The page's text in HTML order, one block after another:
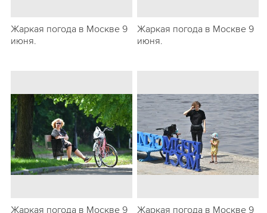
Жаркая погода в Москве 9
июня.
Жаркая погода в Москве 9
июня.
Жаркая погода в Москве 9 Жаркая погода в Москве 9